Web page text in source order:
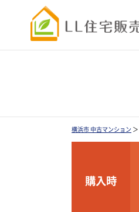
横浜市 中古マンション ＞
購入時